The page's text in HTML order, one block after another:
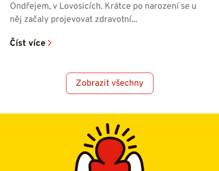
Ondřejem, v Lovosicích. Krátce po narození se u
něj začaly projevovat zdravotní...
Číst více
Zobrazit všechny